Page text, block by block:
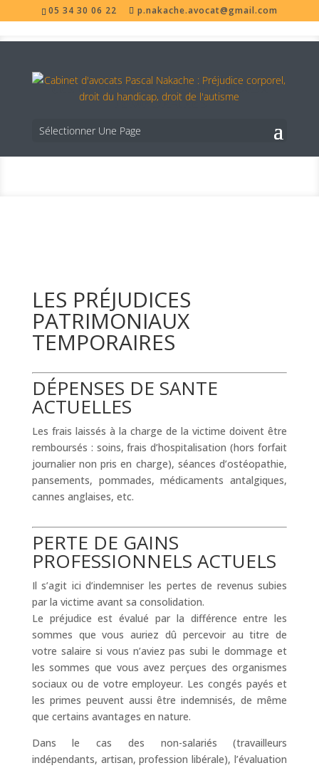
05 34 30 06 22 p.nakache.avocat@gmail.com
Sélectionner Une Page
LES PRÉJUDICES PATRIMONIAUX
TEMPORAIRES
LES PRÉJUDICES
PATRIMONIAUX
TEMPORAIRES
DÉPENSES DE SANTE
ACTUELLES
Les frais laissés à la charge de la victime doivent être
remboursés : soins, frais d’hospitalisation (hors forfait
journalier non pris en charge), séances d’ostéopathie,
pansements, pommades, médicaments antalgiques,
cannes anglaises, etc.
PERTE DE GAINS
PROFESSIONNELS ACTUELS
Il s’agit ici d’indemniser les pertes de revenus subies
par la victime avant sa consolidation.
Le préjudice est évalué par la différence entre les
sommes que vous auriez dû percevoir au titre de
votre salaire si vous n’aviez pas subi le dommage et
les sommes que vous avez perçues des organismes
sociaux ou de votre employeur. Les congés payés et
les primes peuvent aussi être indemnisés, de même
que certains avantages en nature.
Dans le cas des non-salariés (travailleurs
indépendants, artisan, profession libérale), l’évaluation